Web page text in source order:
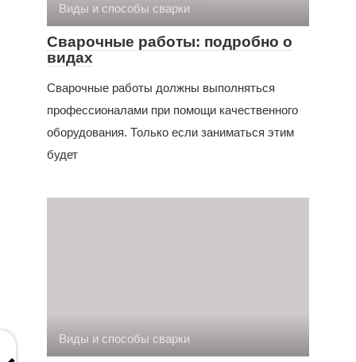
Виды и способы сварки
Сварочные работы: подробно о
видах
Сварочные работы должны выполняться
профессионалами при помощи качественного
оборудования. Только если заниматься этим
будет
Виды и способы сварки